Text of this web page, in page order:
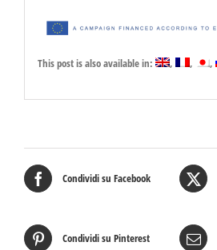
This post is also available in:
Condividi su Facebook
Condividi su Pinterest